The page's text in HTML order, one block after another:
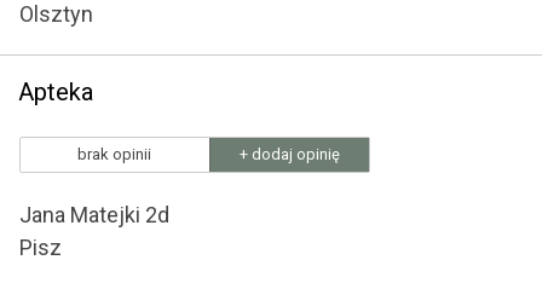
Olsztyn
Apteka
brak opinii + dodaj opinię
Jana Matejki 2d
Pisz